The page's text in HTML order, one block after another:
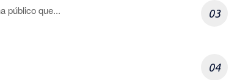
público que...